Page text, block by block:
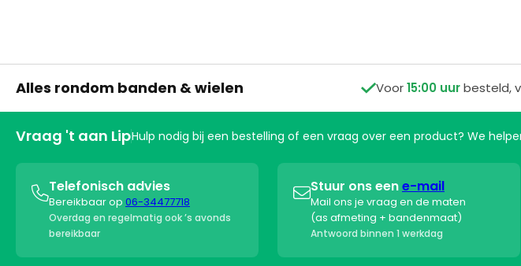
Alles rondom banden & wielen Voor15:00 uurbesteld,
Vraag 't aan LipHulp nodig bij een bestelling of een vraag over een product? We
Telefonisch advies
Bereikbaar op 06-34477718
Overdag en regelmatig ook ’s avonds
bereikbaar
Stuur ons eene-mail
Mail ons je vraag en de maten
(as afmeting + bandenmaat)
Antwoord binnen 1 werkdag